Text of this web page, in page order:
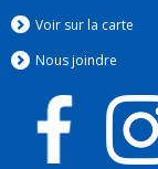
Voir sur la carte
Nous joindre